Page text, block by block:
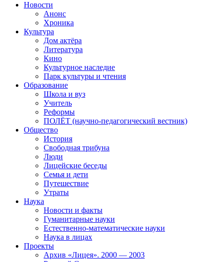
Новости
Анонс
Хроника
Культура
Дом актёра
Литература
Кино
Культурное наследие
Парк культуры и чтения
Образование
Школа и вуз
Учитель
Реформы
ПОЛЁТ (научно-педагогический вестник)
Общество
История
Свободная трибуна
Люди
Лицейские беседы
Семья и дети
Путешествие
Утраты
Наука
Новости и факты
Гуманитарные науки
Естественно-математические науки
Наука в лицах
Проекты
Архив «Лицея». 2000 — 2003